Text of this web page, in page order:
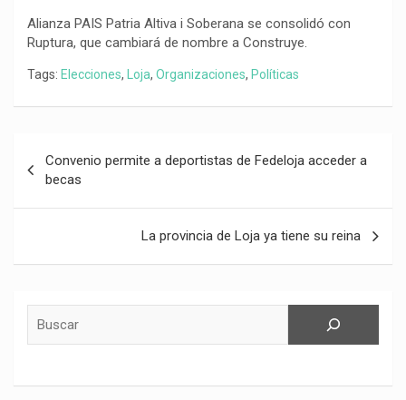
Alianza PAIS Patria Altiva i Soberana se consolidó con
Ruptura, que cambiará de nombre a Construye.
Tags: Elecciones, Loja, Organizaciones, Políticas
de
entradas
Convenio permite a deportistas de Fedeloja acceder a
becas
La provincia de Loja ya tiene su reina